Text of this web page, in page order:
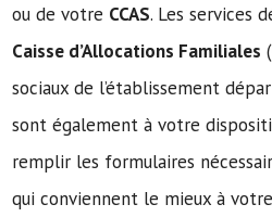
ou de votre CCAS. Les services
Caisse d’Allocations Familiales
sociaux de l’établissement
sont également à votre
remplir les formulaires
qui conviennent le mieux à